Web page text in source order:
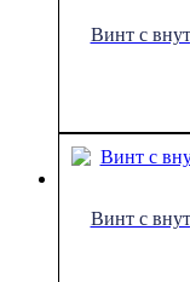
Винт с
Винт с